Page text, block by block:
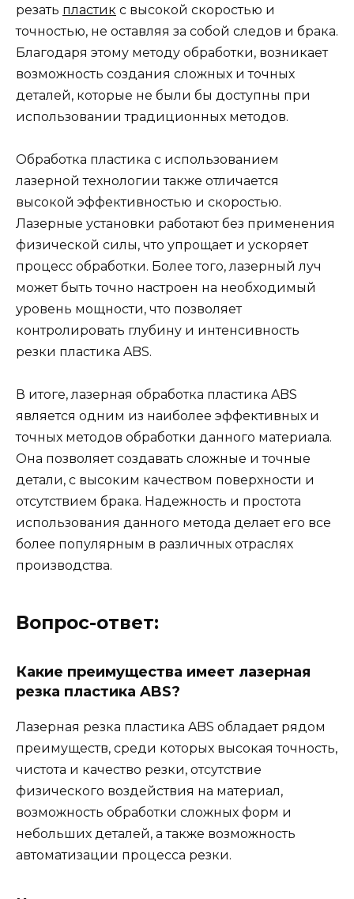
резать пластик с высокой скоростью и
точностью, не оставляя за собой следов и брака.
Благодаря этому методу обработки, возникает
возможность создания сложных и точных
деталей, которые не были бы доступны при
использовании традиционных методов.
Обработка пластика с использованием
лазерной технологии также отличается
высокой эффективностью и скоростью.
Лазерные установки работают без применения
физической силы, что упрощает и ускоряет
процесс обработки. Более того, лазерный луч
может быть точно настроен на необходимый
уровень мощности, что позволяет
контролировать глубину и интенсивность
резки пластика ABS.
В итоге, лазерная обработка пластика ABS
является одним из наиболее эффективных и
точных методов обработки данного материала.
Она позволяет создавать сложные и точные
детали, с высоким качеством поверхности и
отсутствием брака. Надежность и простота
использования данного метода делает его все
более популярным в различных отраслях
производства.
Вопрос-ответ:
Какие преимущества имеет лазерная
резка пластика ABS?
Лазерная резка пластика ABS обладает рядом
преимуществ, среди которых высокая точность,
чистота и качество резки, отсутствие
физического воздействия на материал,
возможность обработки сложных форм и
небольших деталей, а также возможность
автоматизации процесса резки.